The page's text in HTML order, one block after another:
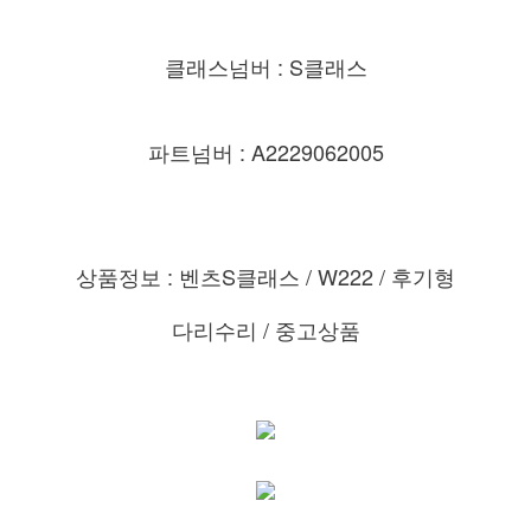
클래스넘버 : S클래스
파트넘버 : A2229062005
상품정보 : 벤츠S클래스 / W222 / 후기형
다리수리 / 중고상품